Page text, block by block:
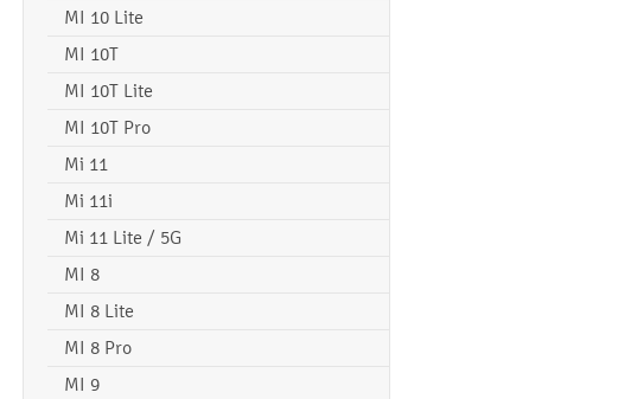
MI 10 Lite
MI 10T
MI 10T Lite
MI 10T Pro
Mi 11
Mi 11i
Mi 11 Lite / 5G
MI 8
MI 8 Lite
MI 8 Pro
MI 9